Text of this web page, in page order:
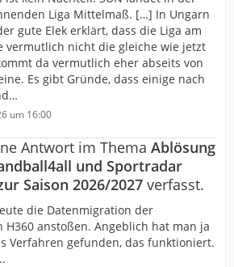
Liga Mittelmaß. […] In Ungarn
gute Elek erklärt, dass die Liga am
vermutlich nicht die gleiche wie jetzt
da vermutlich eher abseits von
Es gibt Gründe, dass einige nach
um 16:00
Antwort im Thema Ablösung
und Sportradar
Saison 2026/2027 verfasst.
die Datenmigration der
H360 anstoßen. Angeblich hat man ja
Verfahren gefunden, das funktioniert.